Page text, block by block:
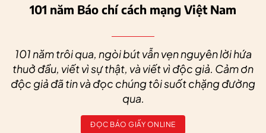
101 năm Báo chí cách mạng Việt Nam
101 năm trôi qua, ngòi bút vẫn vẹn nguyên lời hứa
thuở đầu, viết vì sự thật, và viết vì độc giả. Cảm ơn
độc giả đã tin và đọc chúng tôi suốt chặng đường
qua.
ĐỌC BÁO GIẤY ONLINE